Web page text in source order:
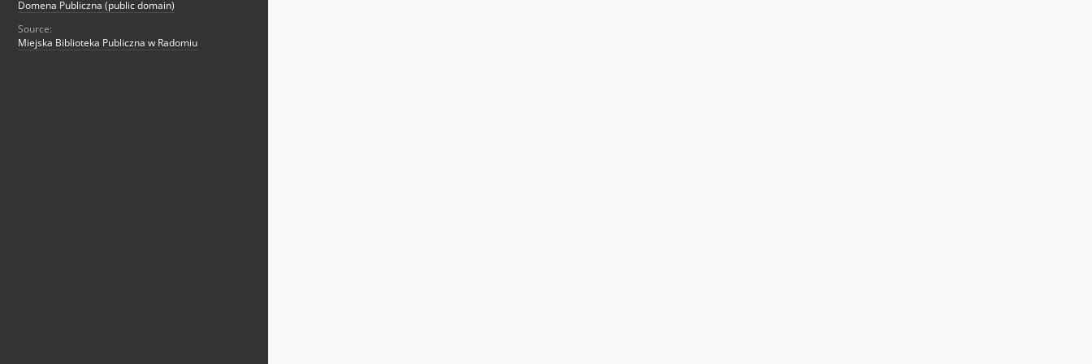
Domena Publiczna (public domain)
Source:
Miejska Biblioteka Publiczna w Radomiu